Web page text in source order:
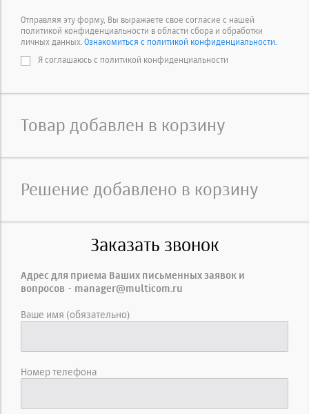
Отправляя эту форму, Вы выражаете свое согласие с нашей
политикой конфиденциальности в области сбора и обработки
личных данных. Ознакомиться с политикой конфиденциальности.
Я соглашаюсь с политикой конфиденциальности
Товар добавлен в корзину
Решение добавлено в корзину
Заказать звонок
Адрес для приема Ваших письменных заявок и
вопросов - manager@multicom.ru
Ваше имя (обязательно)
Номер телефона